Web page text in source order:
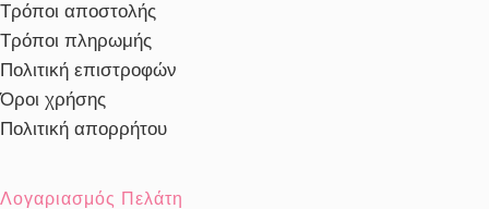
Τρόποι αποστολής
Τρόποι πληρωμής
Πολιτική επιστροφών
Όροι χρήσης
Πολιτική απορρήτου
Λογαριασμός Πελάτη